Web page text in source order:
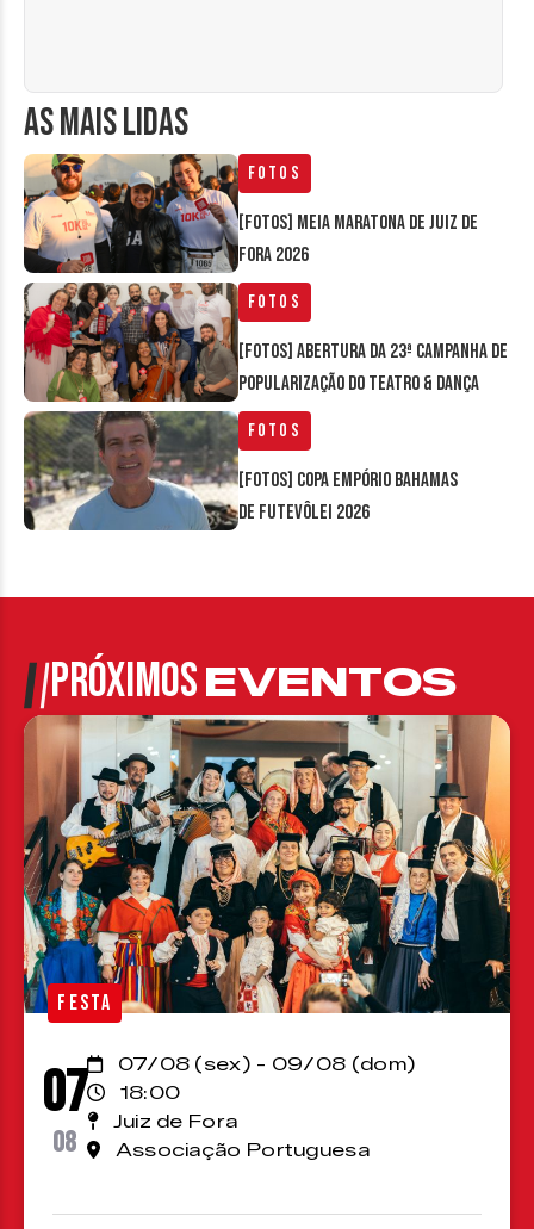
AS MAIS LIDAS
Fotos
[FOTOS] Meia Maratona de Juiz de
Fora 2026
Fotos
[FOTOS] Abertura da 23ª Campanha de
Popularização do Teatro & Dança
Fotos
[FOTOS] Copa Empório Bahamas
de Futevôlei 2026
PRÓXIMOSEVENTOS
FESTA
07
08
07/08 (sex) - 09/08 (dom)
18:00
Juiz de Fora
Associação Portuguesa